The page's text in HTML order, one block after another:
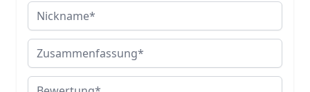
Nickname
Zusammenfassung
Bewertung